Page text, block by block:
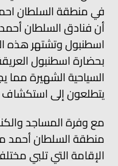
في منطقة السلطان
أن فنادق السلطان أحمد
اسطنبول وتشتهر هذه
بحضارة اسطنبول
السياحية الشهيرة مما
يتطلعون إلى استكشاف
مع وفرة المساجد
منطقة السلطان أحمد
الإقامة التي تلبي